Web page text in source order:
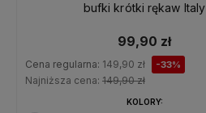
bufki krótki rękaw Italy
99,90 zł
Cena regularna: 149,90 zł -33%
Najniższa cena: 149,90 zł
KOLORY: